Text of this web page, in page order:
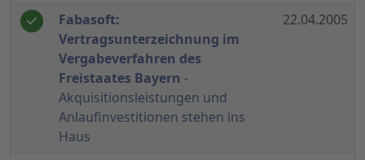
Fabasoft:
Vertragsunterzeichnung im
Vergabeverfahren des
Freistaates Bayern -
Akquisitionsleistungen und
Anlaufinvestitionen stehen ins
Haus
22.04.2005